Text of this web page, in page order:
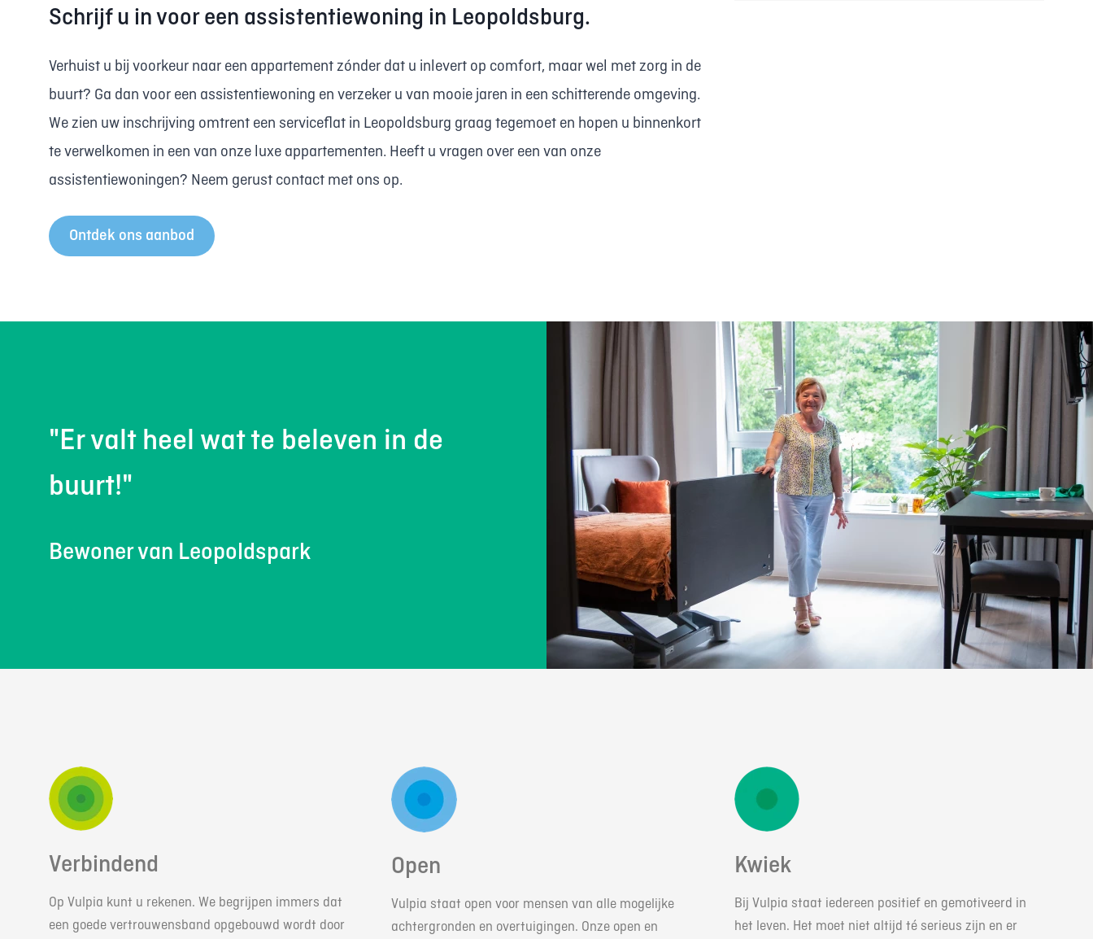
Schrijf u in voor een assistentiewoning in Leopoldsburg.
Verhuist u bij voorkeur naar een appartement zónder dat u inlevert op comfort, maar wel met zorg in de
buurt? Ga dan voor een assistentiewoning en verzeker u van mooie jaren in een schitterende omgeving.
We zien uw inschrijving omtrent een serviceflat in Leopoldsburg graag tegemoet en hopen u binnenkort
te verwelkomen in een van onze luxe appartementen. Heeft u vragen over een van onze
assistentiewoningen? Neem gerust contact met ons op.
Ontdek ons aanbod
"Er valt heel wat te beleven in de
buurt!"
Bewoner van Leopoldspark
Verbindend
Op Vulpia kunt u rekenen. We begrijpen immers dat
een goede vertrouwensband opgebouwd wordt door
Open
Vulpia staat open voor mensen van alle mogelijke
achtergronden en overtuigingen. Onze open en
Kwiek
Bij Vulpia staat iedereen positief en gemotiveerd in
het leven. Het moet niet altijd té serieus zijn en er